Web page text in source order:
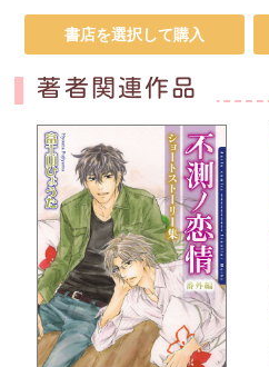
書店を選択して購入
著者関連作品